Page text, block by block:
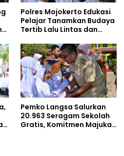
Polres Mojokerto Edukasi
Pelajar Tanamkan Budaya
Tertib Lalu Lintas dan
Pemko Langsa Salurkan
20.963 Seragam Sekolah
Gratis, Komitmen Majukan